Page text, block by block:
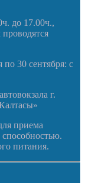
до 17.00ч.,
30 сентября: с
г.
приема
способностью.
питания.